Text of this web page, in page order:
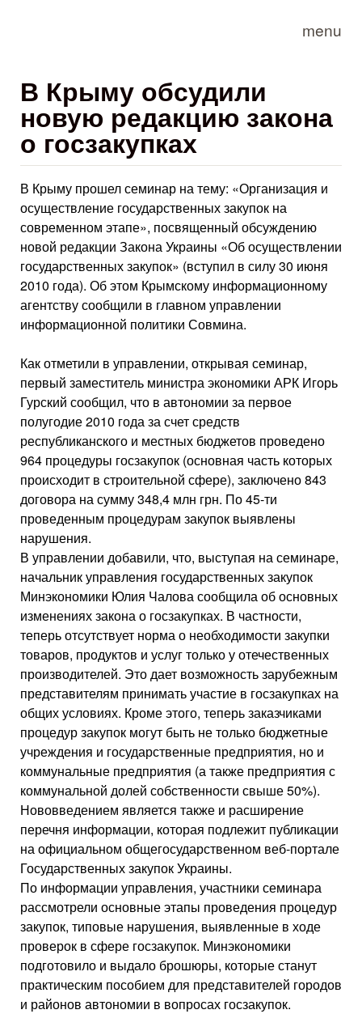
menu
В Крыму обсудили
новую редакцию закона
о госзакупках
В Крыму прошел семинар на тему: «Организация и
осуществление государственных закупок на
современном этапе», посвященный обсуждению
новой редакции Закона Украины «Об осуществлении
государственных закупок» (вступил в силу 30 июня
2010 года). Об этом Крымскому информационному
агентству сообщили в главном управлении
информационной политики Совмина.
Как отметили в управлении, открывая семинар,
первый заместитель министра экономики АРК Игорь
Гурский сообщил, что в автономии за первое
полугодие 2010 года за счет средств
республиканского и местных бюджетов проведено
964 процедуры госзакупок (основная часть которых
происходит в строительной сфере), заключено 843
договора на сумму 348,4 млн грн. По 45-ти
проведенным процедурам закупок выявлены
нарушения.
В управлении добавили, что, выступая на семинаре,
начальник управления государственных закупок
Минэкономики Юлия Чалова сообщила об основных
изменениях закона о госзакупках. В частности,
теперь отсутствует норма о необходимости закупки
товаров, продуктов и услуг только у отечественных
производителей. Это дает возможность зарубежным
представителям принимать участие в госзакупках на
общих условиях. Кроме этого, теперь заказчиками
процедур закупок могут быть не только бюджетные
учреждения и государственные предприятия, но и
коммунальные предприятия (а также предприятия с
коммунальной долей собственности свыше 50%).
Нововведением является также и расширение
перечня информации, которая подлежит публикации
на официальном общегосударственном веб-портале
Государственных закупок Украины.
По информации управления, участники семинара
рассмотрели основные этапы проведения процедур
закупок, типовые нарушения, выявленные в ходе
проверок в сфере госзакупок. Минэкономики
подготовило и выдало брошюры, которые станут
практическим пособием для представителей городов
и районов автономии в вопросах госзакупок.